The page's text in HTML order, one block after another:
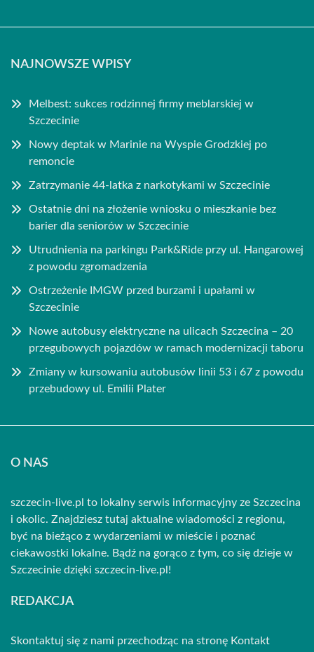
NAJNOWSZE WPISY
Melbest: sukces rodzinnej firmy meblarskiej w
Szczecinie
Nowy deptak w Marinie na Wyspie Grodzkiej po
remoncie
Zatrzymanie 44-latka z narkotykami w Szczecinie
Ostatnie dni na złożenie wniosku o mieszkanie bez
barier dla seniorów w Szczecinie
Utrudnienia na parkingu Park&Ride przy ul. Hangarowej
z powodu zgromadzenia
Ostrzeżenie IMGW przed burzami i upałami w
Szczecinie
Nowe autobusy elektryczne na ulicach Szczecina – 20
przegubowych pojazdów w ramach modernizacji taboru
Zmiany w kursowaniu autobusów linii 53 i 67 z powodu
przebudowy ul. Emilii Plater
O NAS
szczecin-live.pl to lokalny serwis informacyjny ze Szczecina
i okolic. Znajdziesz tutaj aktualne wiadomości z regionu,
być na bieżąco z wydarzeniami w mieście i poznać
ciekawostki lokalne. Bądź na gorąco z tym, co się dzieje w
Szczecinie dzięki szczecin-live.pl!
REDAKCJA
Skontaktuj się z nami przechodząc na stronę Kontakt